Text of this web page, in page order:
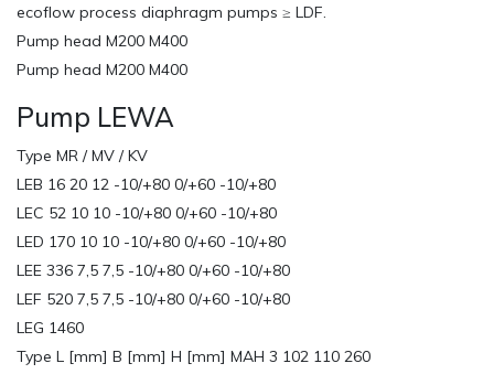
ecoflow process diaphragm pumps ≥ LDF.
Pump head M200 M400
Pump head M200 M400
Pump LEWA
Type MR / MV / KV
LEB 16 20 12 -10/+80 0/+60 -10/+80
LEC 52 10 10 -10/+80 0/+60 -10/+80
LED 170 10 10 -10/+80 0/+60 -10/+80
LEE 336 7,5 7,5 -10/+80 0/+60 -10/+80
LEF 520 7,5 7,5 -10/+80 0/+60 -10/+80
LEG 1460
Type L [mm] B [mm] H [mm] MAH 3 102 110 260